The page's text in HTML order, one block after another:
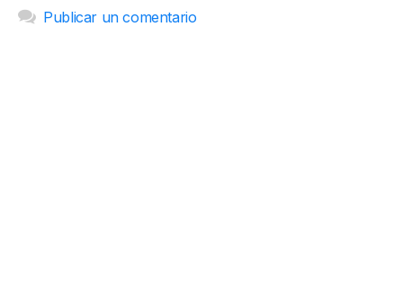
Publicar un comentario